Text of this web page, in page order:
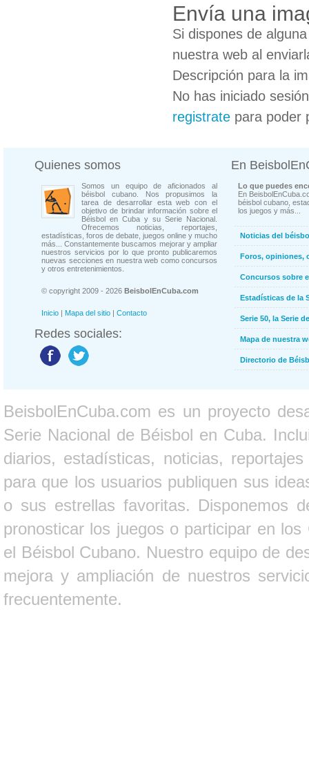
Envía una
Si dispones de
nuestra web al
Descripción para la
No has iniciado
registrate para poder
Quienes somos
Somos un equipo de aficionados al
béisbol cubano. Nos propusimos la
tarea de desarrollar esta web con el
objetivo de brindar información sobre el
Béisbol en Cuba y su Serie Nacional.
Ofrecemos noticias, reportajes,
estadísticas, foros de debate, juegos online y mucho
más... Constantemente buscamos mejorar y ampliar
nuestros servicios por lo que pronto publicaremos
nuevas secciones en nuestra web como concursos
y otros entretenimientos.
© copyright 2009 - 2026 BeisbolEnCuba.com
Inicio | Mapa del sitio | Contacto
Redes sociales:
En
Lo que puedes
En
béisbol cubano,
los juegos y más...
Noticias del
Foros, opiniones,
Concursos sobre
Estadísticas de la
Serie 50, la Serie
Mapa de nuestra
Directorio de
BeisbolEnCuba.com es un proyecto
Serie Nacional de Béisbol en Cuba.
diarios, estadísticas, noticias,
para que los usuarios publiquen sus
o sus estrellas favoritas. Disponemos
pronosticar los juegos o participar en
el Béisbol Cubano. Nuestro equipo de
mejora y ampliación de nuestros
frecuentemente.